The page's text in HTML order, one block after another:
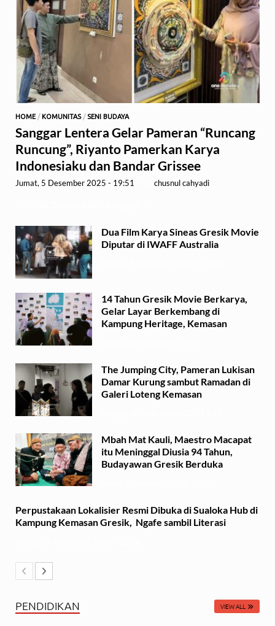
HOME / KOMUNITAS/ SENI BUDAYA
Sanggar Lentera Gelar Pameran “Runcang
Runcung”, Riyanto Pamerkan Karya
Indonesiaku dan Bandar Grissee
Jumat, 5 Desember 2025 - 19:51 chusnul cahyadi
Dua Film Karya Sineas Gresik Movie
Diputar di IWAFF Australia
14 Tahun Gresik Movie Berkarya,
Gelar Layar Berkembang di
Kampung Heritage, Kemasan
The Jumping City, Pameran Lukisan
Damar Kurung sambut Ramadan di
Galeri Loteng Kemasan
Mbah Mat Kauli, Maestro Macapat
itu Meninggal Diusia 94 Tahun,
Budayawan Gresik Berduka
Perpustakaan Lokalisier Resmi Dibuka di Sualoka Hub di
Kampung Kemasan Gresik, Ngafe sambil Literasi
PENDIDIKAN VIEW ALL